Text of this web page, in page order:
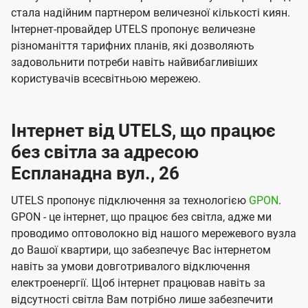
стала надійним партнером величезної кількості киян.
Інтернет-провайдер UTELS пропонує величезне
різноманіття тарифних планів, які дозволяють
задовольнити потреби навіть найвибагливіших
користувачів всесвітньою мережею.
Інтернет від UTELS, що працює
без світла за адресою
Еспланадна вул., 26
UTELS пропонує підключення за технологією GPON.
GPON - це інтернет, що працює без світла, адже ми
проводимо оптоволокно від нашого мережевого вузла
до Вашої квартири, що забезпечує Вас інтернетом
навіть за умови довготривалого відключення
електроенергії. Щоб інтернет працював навіть за
відсутності світла Вам потрібно лише забезпечити